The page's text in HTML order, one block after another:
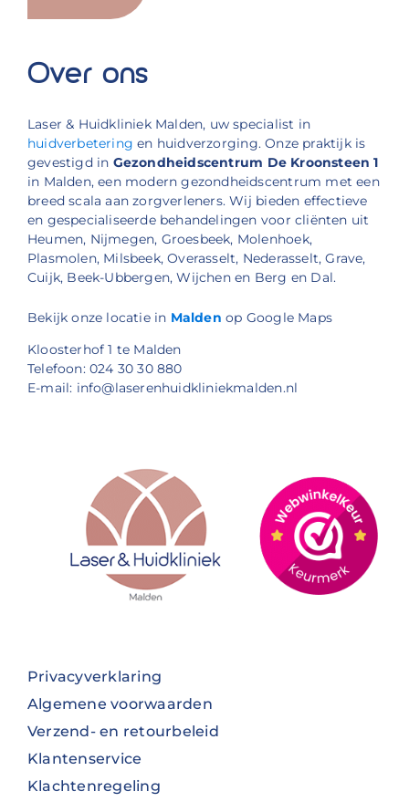
Over ons
Laser & Huidkliniek Malden, uw specialist in
huidverbetering en huidverzorging. Onze praktijk is
gevestigd in Gezondheidscentrum De Kroonsteen 1
in Malden, een modern gezondheidscentrum met een
breed scala aan zorgverleners. Wij bieden effectieve
en gespecialiseerde behandelingen voor cliënten uit
Heumen, Nijmegen, Groesbeek, Molenhoek,
Plasmolen, Milsbeek, Overasselt, Nederasselt, Grave,
Cuijk, Beek-Ubbergen, Wijchen en Berg en Dal.
Bekijk onze locatie in Malden op Google Maps
Kloosterhof 1 te Malden
Telefoon: 024 30 30 880
E-mail: info@laserenhuidkliniekmalden.nl
Privacyverklaring
Algemene voorwaarden
Verzend- en retourbeleid
Klantenservice
Klachtenregeling